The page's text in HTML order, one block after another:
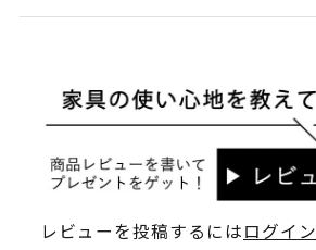
レビューを投稿するにはログイン